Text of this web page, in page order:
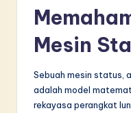
in
A
&
S
Mesin
Sebuah mesin status,
adalah model
rekayasa perangkat